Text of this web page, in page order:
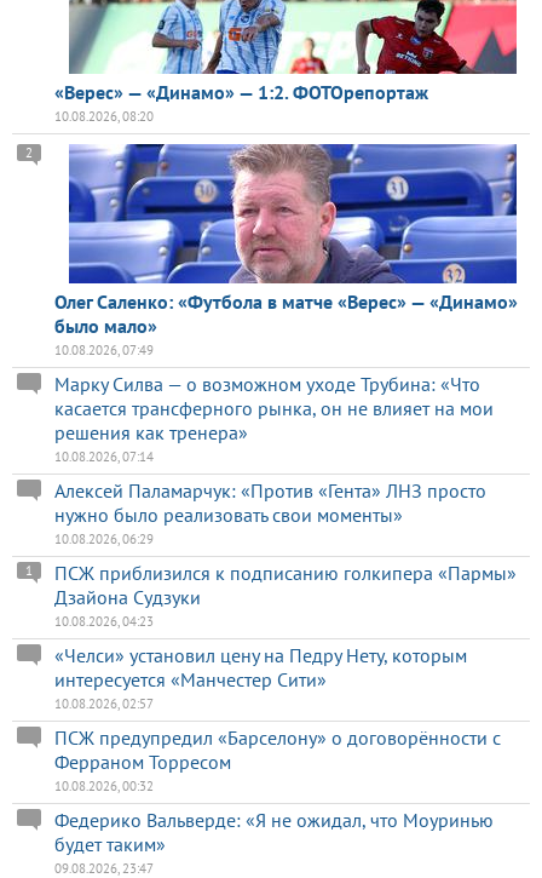
«Верес» — «Динамо» — 1:2. ФОТОрепортаж
10.08.2026, 08:20
Олег Саленко: «Футбола в матче «Верес» — «Динамо»
было мало»
2
10.08.2026, 07:49
Марку Силва — о возможном уходе Трубина: «Что
касается трансферного рынка, он не влияет на мои
решения как тренера»
10.08.2026, 07:14
Алексей Паламарчук: «Против «Гента» ЛНЗ просто
нужно было реализовать свои моменты»
10.08.2026, 06:29
ПСЖ приблизился к подписанию голкипера «Пармы»
Дзайона Судзуки
1
10.08.2026, 04:23
«Челси» установил цену на Педру Нету, которым
интересуется «Манчестер Сити»
10.08.2026, 02:57
ПСЖ предупредил «Барселону» о договорённости с
Ферраном Торресом
10.08.2026, 00:32
Федерико Вальверде: «Я не ожидал, что Моуринью
будет таким»
09.08.2026, 23:47